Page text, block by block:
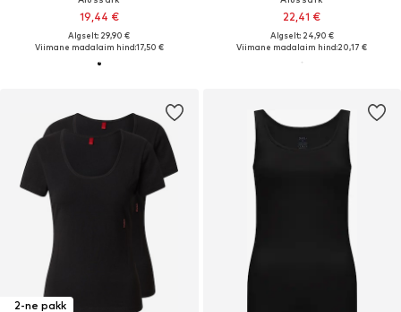
19,44 €
Algselt: 29,90 €
Viimane madalaim hind:17,50 €
22,41 €
Algselt: 24,90 €
Viimane madalaim hind:20,17 €
2-ne pakk